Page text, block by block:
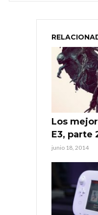
Los
E3, parte
junio 18, 2014